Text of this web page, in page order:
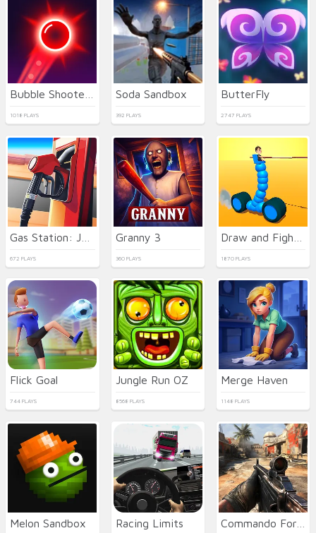
1018 PLAYS
Soda Sandbox
392 PLAYS
ButterFly
2747 PLAYS
672 PLAYS
Granny 3
360 PLAYS 1870 PLAYS
Flick Goal
744 PLAYS
Jungle Run OZ
8568 PLAYS
Merge Haven
1148 PLAYS
Melon Sandbox Racing Limits Commando Force 2